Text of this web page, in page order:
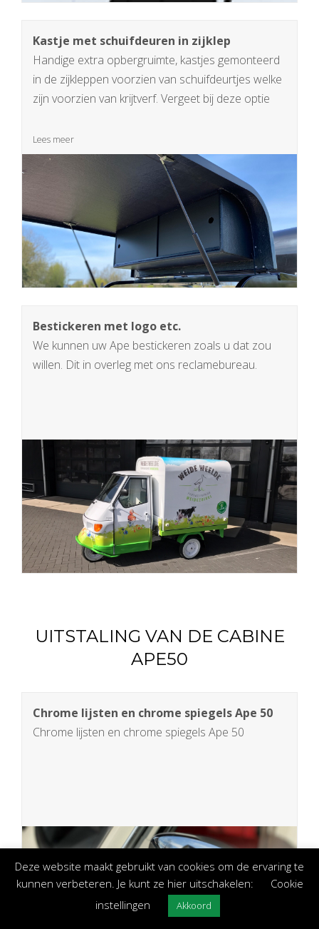
Kastje met schuifdeuren in zijklep
Handige extra opbergruimte, kastjes gemonteerd
in de zijkleppen voorzien van schuifdeurtjes welke
zijn voorzien van krijtverf. Vergeet bij deze optie
krijtbord 'avond ook mooi verlicht wordt
Lees meer
Bestickeren met logo etc.
We kunnen uw Ape bestickeren zoals u dat zou
willen. Dit in overleg met ons reclamebureau.
UITSTALING VAN DE CABINE
APE50
Chrome lijsten en chrome spiegels Ape 50
Chrome lijsten en chrome spiegels Ape 50
Deze website maakt gebruikt van cookies om de ervaring te
kunnen verbeteren. Je kunt ze hier uitschakelen:
Cookie
instellingen
Akkoord